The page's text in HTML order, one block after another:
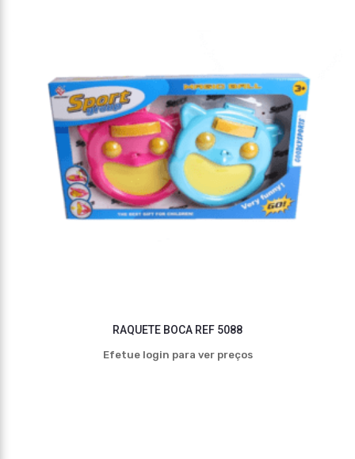
RAQUETE BOCA REF 5088
Efetue login para ver preços